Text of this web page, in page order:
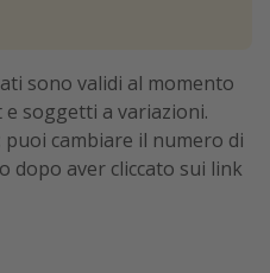
sono validi al momento
soggetti a variazioni.
cambiare il numero di
dopo aver cliccato sui link